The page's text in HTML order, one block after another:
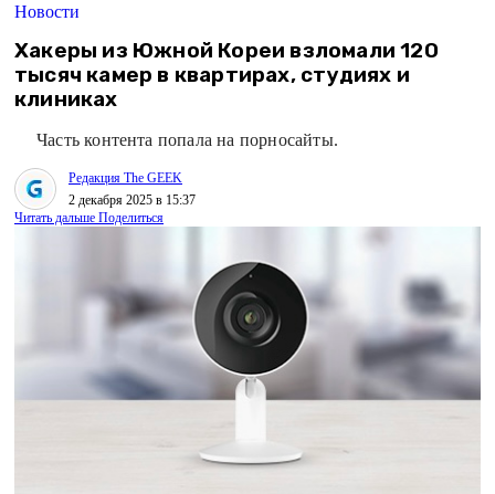
Новости
Хакеры из Южной Кореи взломали 120
тысяч камер в квартирах, студиях и
клиниках
Часть контента попала на порносайты.
Редакция The GEEK
2 декабря 2025 в 15:37
Читать дальше Поделиться